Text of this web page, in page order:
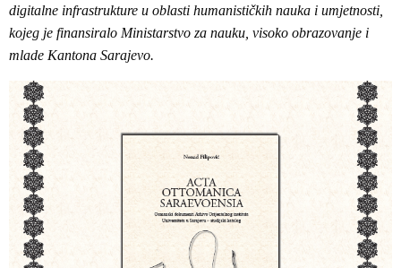
digitalne infrastrukture u oblasti humanističkih nauka i umjetnosti,
kojeg je finansiralo Ministarstvo za nauku, visoko obrazovanje i
mlade Kantona Sarajevo.